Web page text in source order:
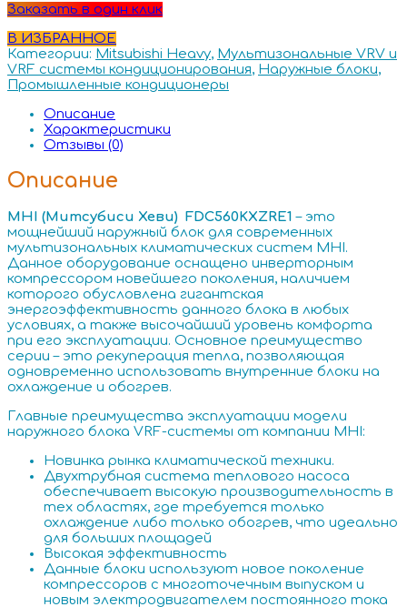
Заказать в один клик
В ИЗБРАННОЕ
Категории: Mitsubishi Heavy, Мультизональные VRV и
VRF системы кондиционирования, Наружные блоки,
Промышленные кондиционеры
Описание
Характеристики
Отзывы (0)
Описание
MHI (Митсубиси Хеви) FDC560KXZRE1 – это
мощнейший наружный блок для современных
мультизональных климатических систем MHI.
Данное оборудование оснащено инверторным
компрессором новейшего поколения, наличием
которого обусловлена гигантская
энергоэффективность данного блока в любых
условиях, а также высочайший уровень комфорта
при его эксплуатации. Основное преимущество
серии – это рекуперация тепла, позволяющая
одновременно использовать внутренние блоки на
охлаждение и обогрев.
Главные преимущества эксплуатации модели
наружного блока VRF-системы от компании MHI:
Новинка рынка климатической техники.
Двухтрубная система теплового насоса
обеспечивает высокую производительность в
тех областях, где требуется только
охлаждение либо только обогрев, что идеально
для больших площадей
Высокая эффективность
Данные блоки используют новое поколение
компрессоров с многоточечным выпуском и
новым электродвигателем постоянного тока